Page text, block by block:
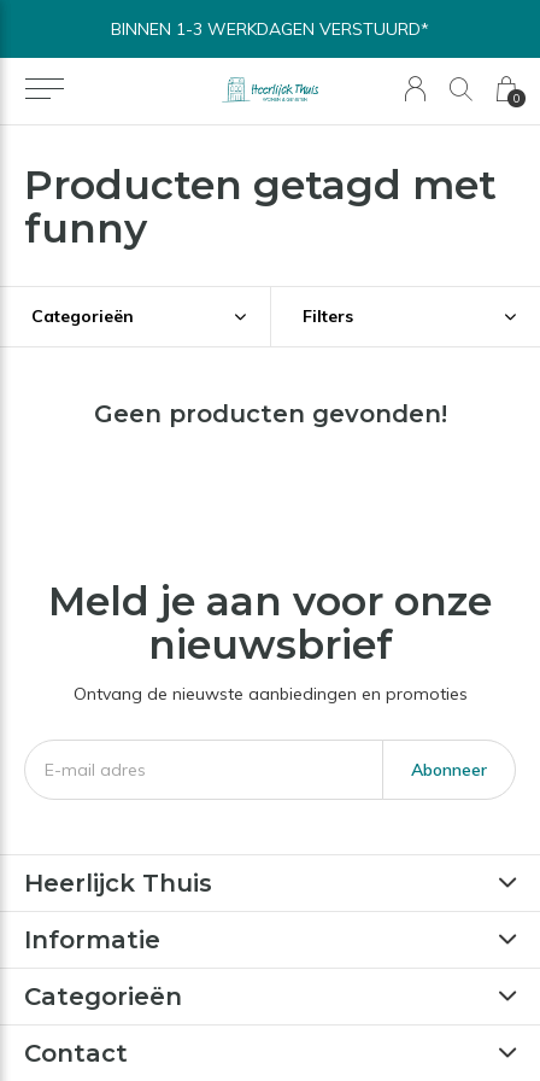
0
BINNEN 1-3 WERKDAGEN VERSTUURD*
Producten getagd met
funny
Categorieën Filters
Geen producten gevonden!
Meld je aan voor onze
nieuwsbrief
Ontvang de nieuwste aanbiedingen en promoties
Abonneer
Heerlijck Thuis
Informatie
Categorieën
Contact